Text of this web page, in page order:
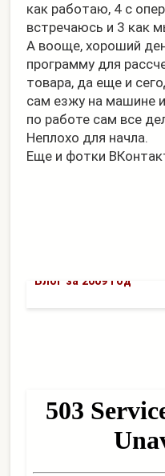
как работаю, 4 с
встречаюсь и 3 как
А вооще, хороший
программу для
товара, да еще и
сам езжу на машине
по работе сам все
Неплохо для начла.
Еще и фотки
Блог за 2009 год